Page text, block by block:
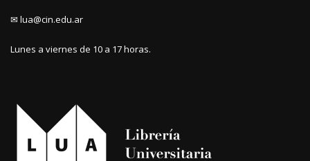
✉ lua@cin.edu.ar
Lunes a viernes de 10 a 17 horas.